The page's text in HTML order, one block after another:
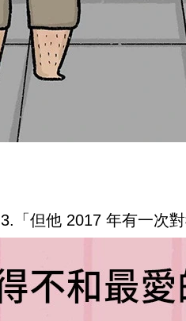
3.「但他 2017 年有一次對